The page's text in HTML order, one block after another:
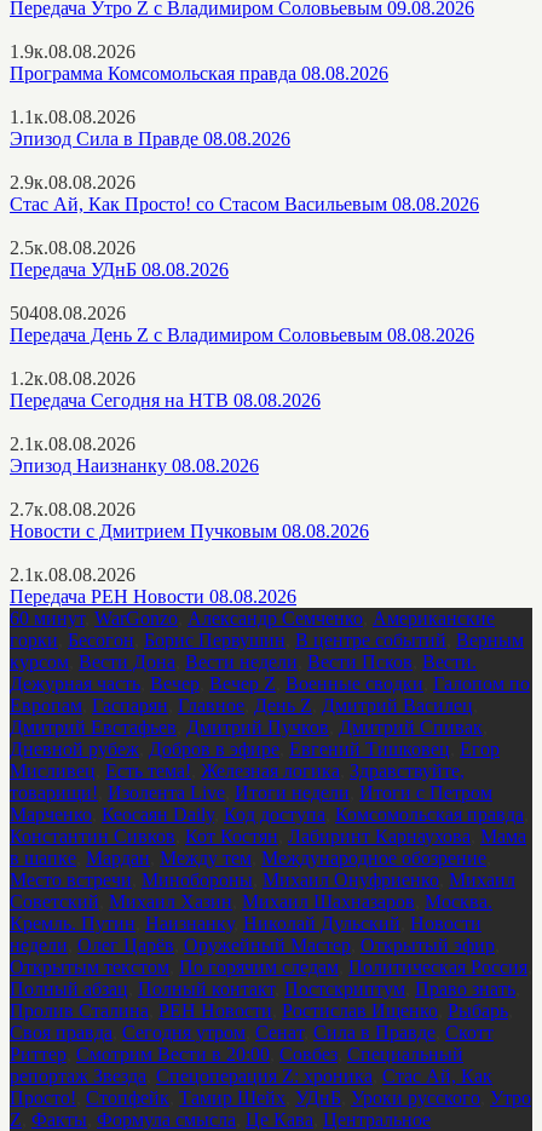
Передача Утро Z с Владимиром Соловьевым 09.08.2026
1.9к.08.08.2026
Программа Комсомольская правда 08.08.2026
1.1к.08.08.2026
Эпизод Сила в Правде 08.08.2026
2.9к.08.08.2026
Стас Ай, Как Просто! со Стасом Васильевым 08.08.2026
2.5к.08.08.2026
Передача УДнБ 08.08.2026
50408.08.2026
Передача День Z с Владимиром Соловьевым 08.08.2026
1.2к.08.08.2026
Передача Сегодня на НТВ 08.08.2026
2.1к.08.08.2026
Эпизод Наизнанку 08.08.2026
2.7к.08.08.2026
Новости с Дмитрием Пучковым 08.08.2026
2.1к.08.08.2026
Передача РЕН Новости 08.08.2026
60 минут, WarGonzo Александр Семченко Американские
горки Бесогон Борис Первушин В центре событий Верным
курсом Вести Дона Вести недели Вести Псков Вести.
Дежурная часть Вечер Вечер Z Военные сводки Галопом по
Европам Гаспарян Главное День Z Дмитрий Василец
Дмитрий Евстафьев Дмитрий Пучков Дмитрий Спивак
Дневной рубеж Добров в эфире Евгений Тишковец Егор
Мисливец Есть тема! Железная логика Здравствуйте,
товарищи! Изолента Live Итоги недели Итоги с Петром
Марченко Кеосаян Daily, Код доступа Комсомольская правда
Константин Сивков Кот Костян Лабиринт Карнаухова Мама
в шапке Мардан Между тем Международное обозрение
Место встречи Минобороны Михаил Онуфриенко Михаил
Советский Михаил Хазин Михаил Шахназаров Москва.
Кремль. Путин Наизнанку, Николай Дульский Новости
недели Олег Царёв Оружейный Мастер Открытый эфир
Открытым текстом По горячим следам Политическая Россия
Полный абзац Полный контакт, Постскриптум Право знать
Пролив Сталина РЕН Новости Ростислав Ищенко Рыбарь
Своя правда Сегодня утром Сенат, Сила в Правде Скотт
Риттер Смотрим Вести в 20:00 Совбез Специальный
репортаж Звезда Спецоперация Z: хроника Стас Ай, Как
Просто! Стопфейк Тамир Шейх УДнБ Уроки русского Утро
Z Факты Формула смысла Це Кава Центральное